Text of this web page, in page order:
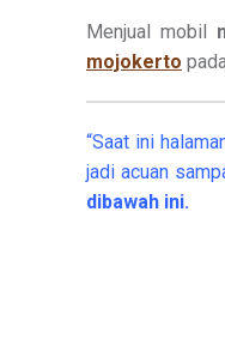
Menjual mobil
mojokerto
“Saat ini
jadi acuan
dibawah ini.